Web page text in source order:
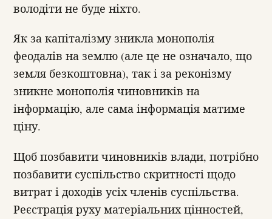
володіти не буде ніхто.
Як за капіталізму зникла монополія
феодалів на землю (але це не означало, що
земля безкоштовна), так і за реконізму
зникне монополія чиновників на
інформацію, але сама інформація матиме
ціну.
Щоб позбавити чиновників влади, потрібно
позбавити суспільство скритності щодо
витрат і доходів усіх членів суспільства.
Реєстрація руху матеріальних цінностей,